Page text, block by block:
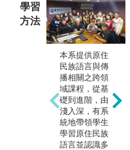
學習
方法
本系提供原住
民族語言與傳
播相關之跨領
域課程，從基
礎到進階，由
淺入深，有系
統地帶領學生
學習原住民族
語言並認識多